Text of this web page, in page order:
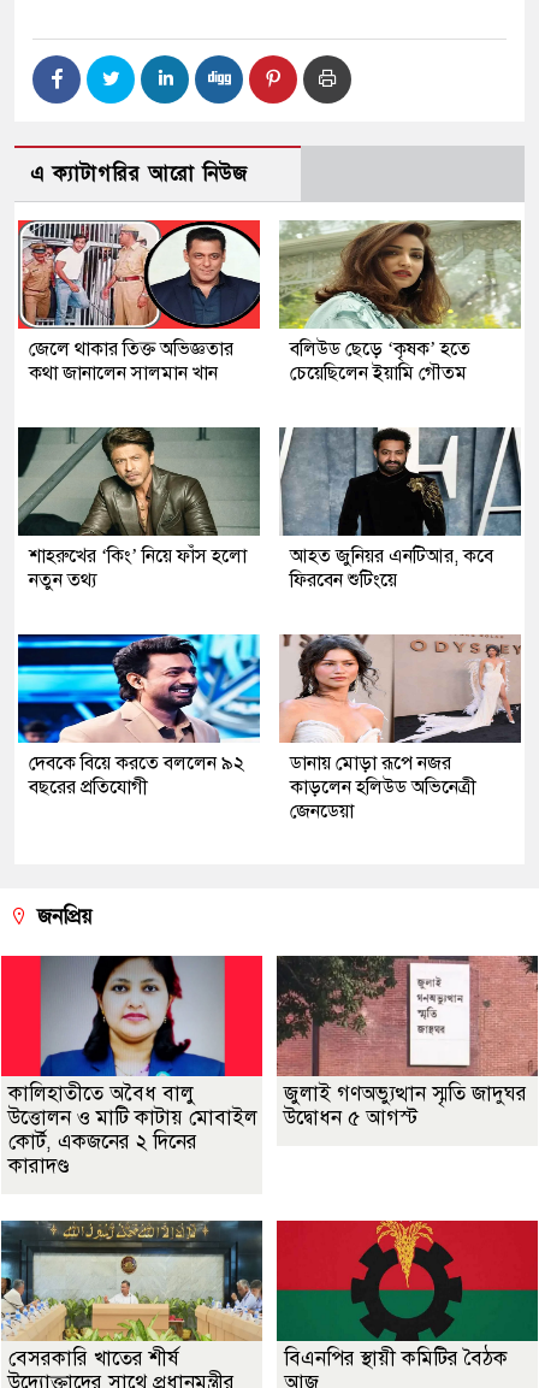
এ ক্যাটাগরির আরো নিউজ
জেলে থাকার তিক্ত অভিজ্ঞতার
কথা জানালেন সালমান খান
বলিউড ছেড়ে ‘কৃষক’ হতে
চেয়েছিলেন ইয়ামি গৌতম
শাহরুখের ‘কিং’ নিয়ে ফাঁস হলো
নতুন তথ্য
আহত জুনিয়র এনটিআর, কবে
ফিরবেন শুটিংয়ে
দেবকে বিয়ে করতে বললেন ৯২
বছরের প্রতিযোগী
ডানায় মোড়া রূপে নজর
কাড়লেন হলিউড অভিনেত্রী
জেনডেয়া
জনপ্রিয়
কালিহাতীতে অবৈধ বালু
উত্তোলন ও মাটি কাটায় মোবাইল
কোর্ট, একজনের ২ দিনের
কারাদণ্ড
জুলাই গণঅভ্যুত্থান স্মৃতি জাদুঘর
উদ্বোধন ৫ আগস্ট
বেসরকারি খাতের শীর্ষ
উদ্যোক্তাদের সাথে প্রধানমন্ত্রীর
বিএনপির স্থায়ী কমিটির বৈঠক
আজ